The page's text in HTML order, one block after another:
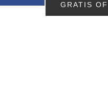
GRATIS